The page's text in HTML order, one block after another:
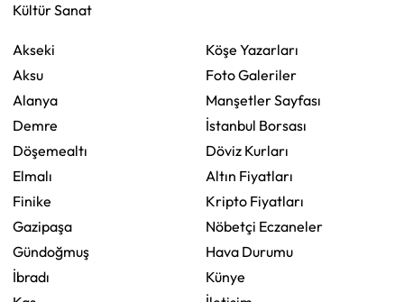
Kültür Sanat
Akseki
Aksu
Alanya
Demre
Döşemealtı
Elmalı
Finike
Gazipaşa
Gündoğmuş
İbradı
Köşe Yazarları
Foto Galeriler
Manşetler Sayfası
İstanbul Borsası
Döviz Kurları
Altın Fiyatları
Kripto Fiyatları
Nöbetçi Eczaneler
Hava Durumu
Künye